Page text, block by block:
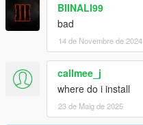
BIINALI99
bad
14 de Novembre de 2024
callmee_j
where do i install
23 de Maig de 2025